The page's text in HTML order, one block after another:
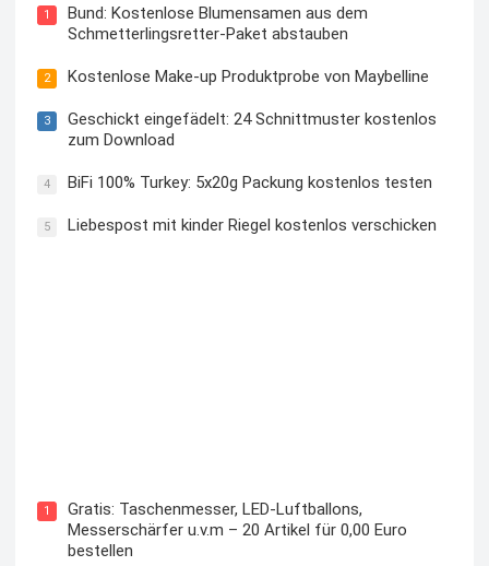
1
Bund: Kostenlose Blumensamen aus dem
Schmetterlingsretter-Paket abstauben
2 Kostenlose Make-up Produktprobe von Maybelline
3
Geschickt eingefädelt: 24 Schnittmuster kostenlos
zum Download
4 BiFi 100% Turkey: 5x20g Packung kostenlos testen
5 Liebespost mit kinder Riegel kostenlos verschicken
1
Gratis: Taschenmesser, LED-Luftballons,
Messerschärfer u.v.m – 20 Artikel für 0,00 Euro
bestellen